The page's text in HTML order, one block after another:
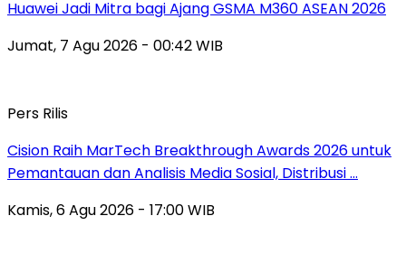
Huawei Jadi Mitra bagi Ajang GSMA M360 ASEAN 2026
Jumat, 7 Agu 2026 - 00:42 WIB
Pers Rilis
Cision Raih MarTech Breakthrough Awards 2026 untuk
Pemantauan dan Analisis Media Sosial, Distribusi …
Kamis, 6 Agu 2026 - 17:00 WIB